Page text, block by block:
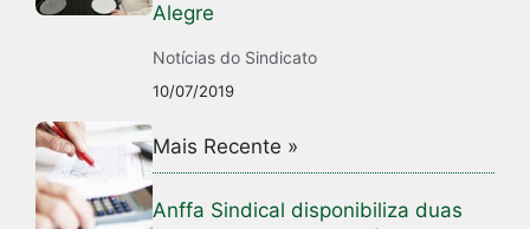
Alegre
Notícias do Sindicato
10/07/2019
Mais Recente »
Anffa Sindical disponibiliza duas